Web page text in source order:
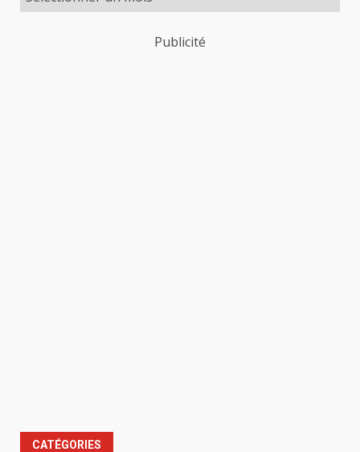
Publicité
CATÉGORIES